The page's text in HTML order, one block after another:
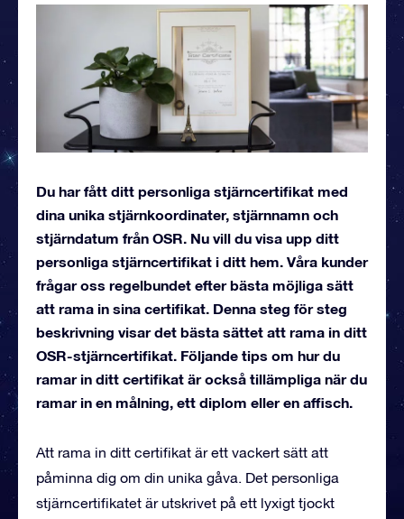
Du har fått ditt personliga stjärncertifikat med
dina unika stjärnkoordinater, stjärnnamn och
stjärndatum från OSR. Nu vill du visa upp ditt
personliga stjärncertifikat i ditt hem. Våra kunder
frågar oss regelbundet efter bästa möjliga sätt
att rama in sina certifikat. Denna steg för steg
beskrivning visar det bästa sättet att rama in ditt
OSR-stjärncertifikat. Följande tips om hur du
ramar in ditt certifikat är också tillämpliga när du
ramar in en målning, ett diplom eller en affisch.
Att rama in ditt certifikat är ett vackert sätt att
påminna dig om din unika gåva. Det personliga
stjärncertifikatet är utskrivet på ett lyxigt tjockt